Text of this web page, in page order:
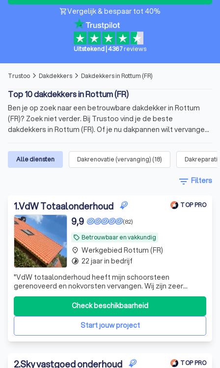
shopping_cartVergelijk & bespaar tot 40%
Uitstekend 4367reviews
Trustoo arrow_forward_ios Dakdekkers arrow_forward_ios Dakdekkers in Rottum (FR)
Top 10 dakdekkers in Rottum (FR)
Ben je op zoek naar een betrouwbare dakdekker in Rottum
(FR)? Zoek niet verder. Bij Trustoo vind je de beste
dakdekkers in Rottum (FR). Of je nu dakpannen wilt vervangen,
nodig hebt, bij ons ben je er zeker van dat je een allround
dakdekker vindt die past bij jouw klus. Op onze website vind je
10 heeft een gemiddelde score van 8.8 op basis van 1000+
de buurt en kies jouw favoriet.
Wat is een dakdekker?
Waarom een professionele dakdekker in
Rottum (FR)?
Welke diensten biedt een dakdekker aan?
Hoe vind je een betrouwbare dakdekker in
Rottum (FR)?
Alle diensten Dakrenovatie (vervanging) (18)
filter_list Filters
1.VdW Totaalonderhoud TOP PRO
local_offer Betrouwbaar en vakkundig
(82)
9,9
"VdW totaalonderhoud heeft mijn schoorsteen
gerenoveerd en nokvorsten vervangen. Wij zijn zeer
tevreden en raden een samenwerking aan. De kwaliteit is
Start jouw project
Check beschikbaarheid
place Werkgebied Rottum (FR)
timelapse 22 jaar in bedrijf
2.Sky vastgoed onderhoud TOP PRO